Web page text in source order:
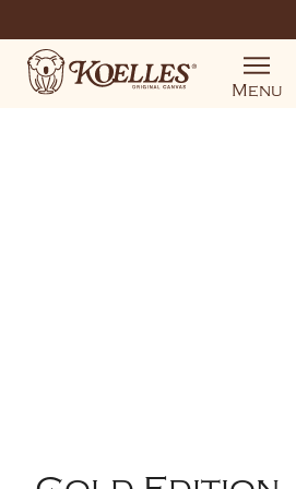
Menu